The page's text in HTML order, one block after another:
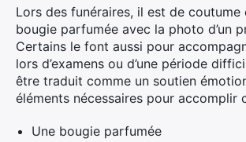
Lors des funéraires, il est de coutume
bougie parfumée avec la photo d’un
Certains le font aussi pour
lors d’examens ou d’une période
être traduit comme un soutien
éléments nécessaires pour accomplir
Une bougie parfumée